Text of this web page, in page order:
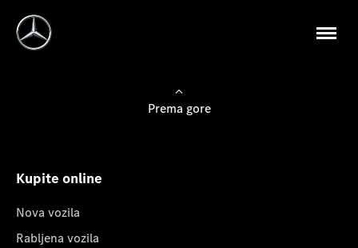
Prema gore
Kupite online
Nova vozila
Rabljena vozila